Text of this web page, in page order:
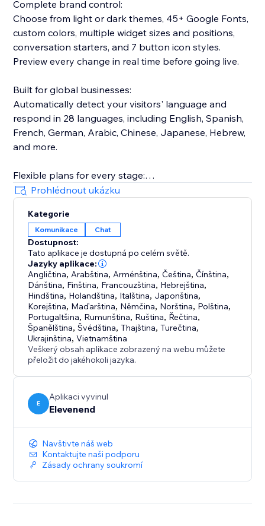
Complete brand control:
Choose from light or dark themes, 45+ Google Fonts,
custom colors, multiple widget sizes and positions,
conversation starters, and 7 button icon styles.
Preview every change in real time before going live.
Built for global businesses:
Automatically detect your visitors' language and
respond in 28 languages, including English, Spanish,
French, German, Arabic, Chinese, Japanese, Hebrew,
and more.
Flexible plans for every stage:
Start with a free 7-day trial. Scale from Starter (1,000
messages/month) to Basic (2,000 messages/month)
to Pro (10,000 messages/month), with up to 20
knowledge sources.
Works on mobile and desktop:
The chat widget is fully responsive, going fullscreen
on mobile devices for a seamless experience.
Give your visitors instant answers, reduce support
load, and keep customers engaged - all powered by
the knowledge you already have.
Prohlédnout ukázku
Kategorie
Komunikace Chat
Dostupnost:
Tato aplikace je dostupná po celém světě.
Jazyky aplikace:
Angličtina, Arabština, Arménština,Čeština,Čínština,
Dánština, Finština, Francouzština, Hebrejština,
Hindština, Holandština, Italština, Japonština,
Korejština, Maďarština, Němčina, Norština, Polština,
Portugaltšina, Rumunština, Ruština, Řečtina,
Španělština,Švédština,Thajština,Turečtina,
Ukrajinština,Vietnamština
Veškerý obsah aplikace zobrazený na webu můžete
přeložit do jakéhokoli jazyka.
E
Aplikaci vyvinul
Elevenend
Navštivte náš web
Kontaktujte naši podporu
Zásady ochrany soukromí